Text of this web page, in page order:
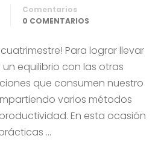
Comentarios
0 COMENTARIOS
Para lograr llevar
equilibrio con las otras
que consumen nuestro
varios métodos
En esta ocasión
…